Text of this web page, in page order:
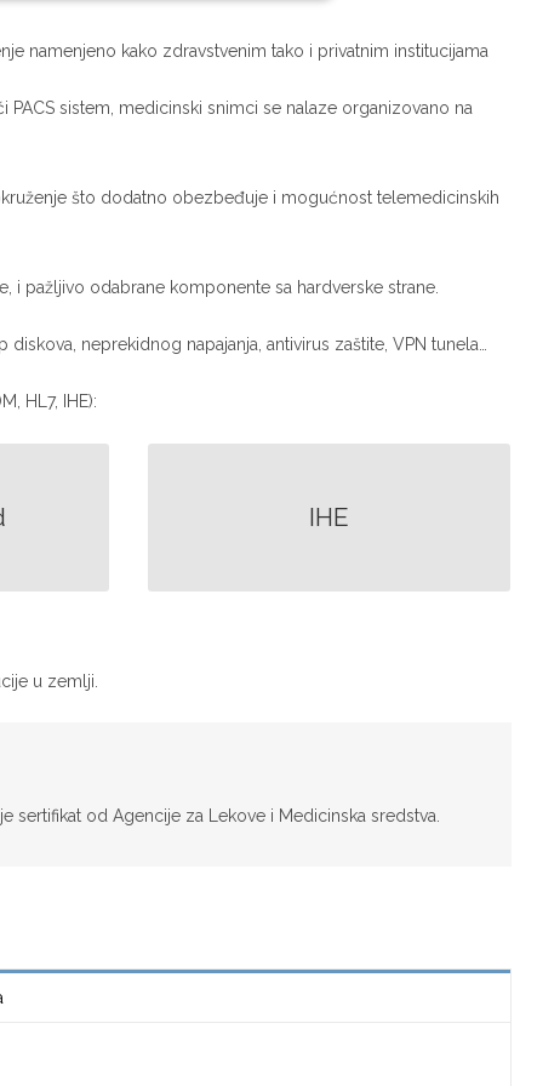
namenjeno kako zdravstvenim tako i privatnim institucijama
PACS sistem, medicinski snimci se nalaze organizovano na
što dodatno obezbeđuje i mogućnost telemedicinskih
i pažljivo odabrane komponente sa hardverske strane.
neprekidnog napajanja, antivirus zaštite, VPN tunela…
HL7, IHE):
IHE
u zemlji.
sertifikat od Agencije za Lekove i Medicinska sredstva.